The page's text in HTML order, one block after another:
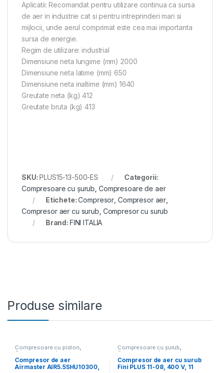
Aplicatii: Recomandat pentru utilizare continua ca sursa
de aer in industrie cat si pentru intreprinderi mari si
mijlocii, unde aerul comprimat este cea mai importanta
sursa de energie.
Regim de utilizare: industrial
Dimensiune neta lungime (mm) 2000
Dimensiune neta latime (mm) 650
Dimensiune neta inaltime (mm) 1640
Greutate neta (kg) 412
Greutate bruta (kg) 413
SKU:PLUS15-13-500-ES
Categorii:
Compresoare cu șurub Compresoare de aer
Etichete:Compresor Compresor aer
Compresor aer cu surub Compresor cu surub
Brand: FINI ITALIA
Produse similare
Compresoare cu piston,
Compresoare de aer
Compresor de aer
Airmaster AIR5.5SHU10300,
Compresoare cu șurub,
Compresoare de aer
Compresor de aer cu surub
Fini PLUS 11-08, 400 V, 11